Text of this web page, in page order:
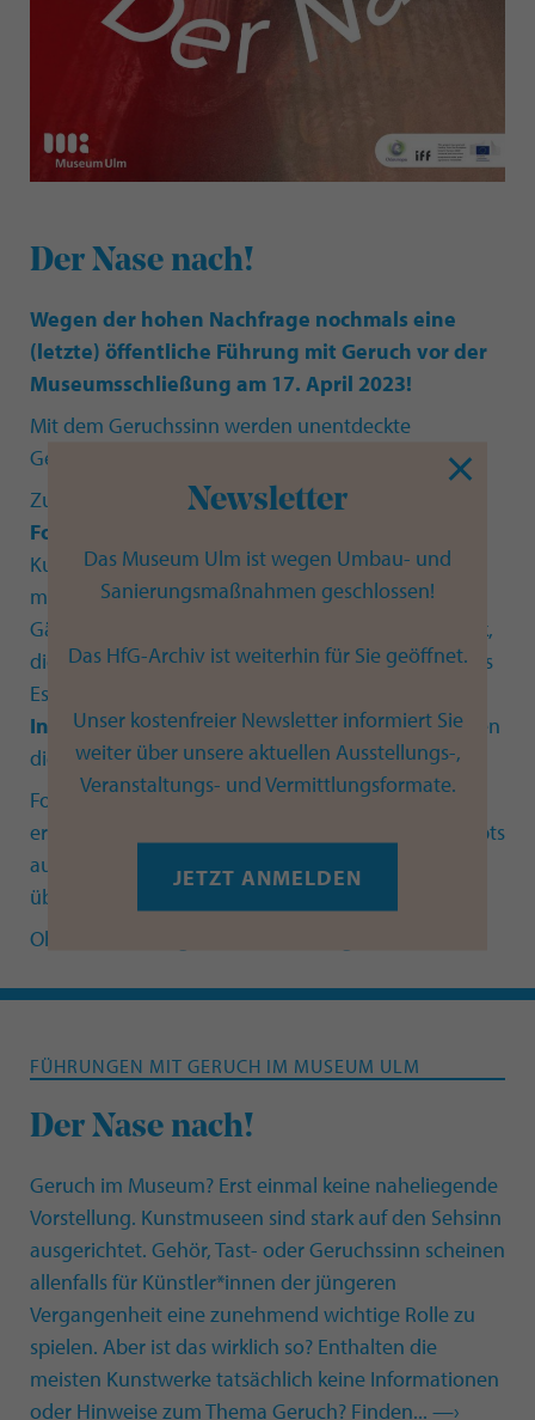
Der Nase nach!
Wegen der hohen Nachfrage nochmals eine
(letzte) öffentliche Führung mit Geruch vor der
Museumsschließung am 17. April 2023!
Mit dem Geruchssinn werden unentdeckte
Geschichten hinter den Bildern entdeckt.
Zusammen mit einem Team desEU-
Forschungsprojekts Odeuropa
Kunstwerke aus den Sammlungen ausgewählt, die
mit Geruch oder Duft in Verbindung sind: duftende
Gärten, eine Parfumkugel an einem Kleidungsstück,
die Rauchschwaden der Hölle oder ein verbliebenes
Essen auf dem Tisch. Parfümeur*innen von
International Flavors and Fragrances (IFF) haben
diese Gerüche nachgebildet.
Folgen Sie Ihrer Nase durch dasMuseum Ulmund
erleben Sie im Rahmen des neuen Führungskonzepts
ausgewählte Werke aus unserer Sammlung
überraschend neu.
Ohne Anmeldung und Reservierung
FÜHRUNGEN MIT GERUCH IM MUSEUM ULM
Der Nase nach!
Geruch im Museum? Erst einmal keine naheliegende
Vorstellung. Kunstmuseen sind stark auf den Sehsinn
ausgerichtet. Gehör, Tast- oder Geruchssinn scheinen
allenfalls für Künstler*innen der jüngeren
Vergangenheit eine zunehmend wichtige Rolle zu
spielen. Aber ist das wirklich so? Enthalten die
meisten Kunstwerke tatsächlich keine Informationen
oder Hinweise zum Thema Geruch? Finden... —›
Newsletter
Das Museum Ulm ist wegen Umbau- und
Sanierungsmaßnahmen geschlossen!
Das HfG-Archiv ist weiterhin für Sie geöffnet.
Unser kostenfreier Newsletter informiert Sie
weiter über unsere aktuellen Ausstellungs-,
Veranstaltungs- und Vermittlungsformate.
JETZT ANMELDEN